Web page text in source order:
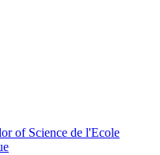
of Science de l'Ecole